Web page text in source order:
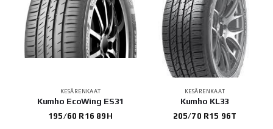
KESÄRENKAAT
Kumho EcoWing ES31
195/60 R16 89H
KESÄRENKAAT
Kumho KL33
205/70 R15 96T